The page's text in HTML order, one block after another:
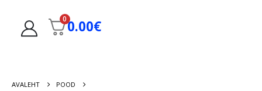
00.00€
AVALEHT
POOD